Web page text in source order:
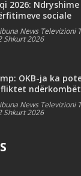
2026:
sociale
News Televizioni
Shkurt 2026
OKB-ja ka
News Televizioni
Shkurt 2026